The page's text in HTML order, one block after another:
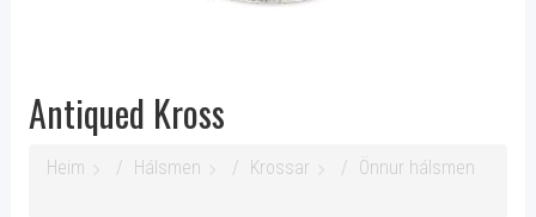
Antiqued Kross
Heim Hálsmen Krossar Önnur hálsmen